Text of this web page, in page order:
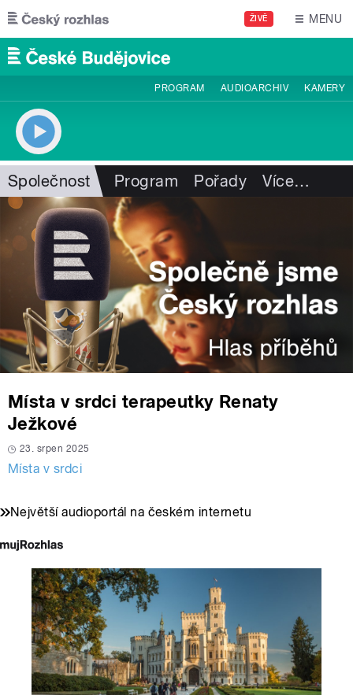
Přejít k hlavnímu obsahu
ŽIVĚ MENU
PROGRAM AUDIOARCHIV KAMERY
Společnost Program Pořady Více…
Místa v srdci terapeutky Renaty
Ježkové
23. srpen 2025
Místa v srdci
Největší audioportál na českém internetu